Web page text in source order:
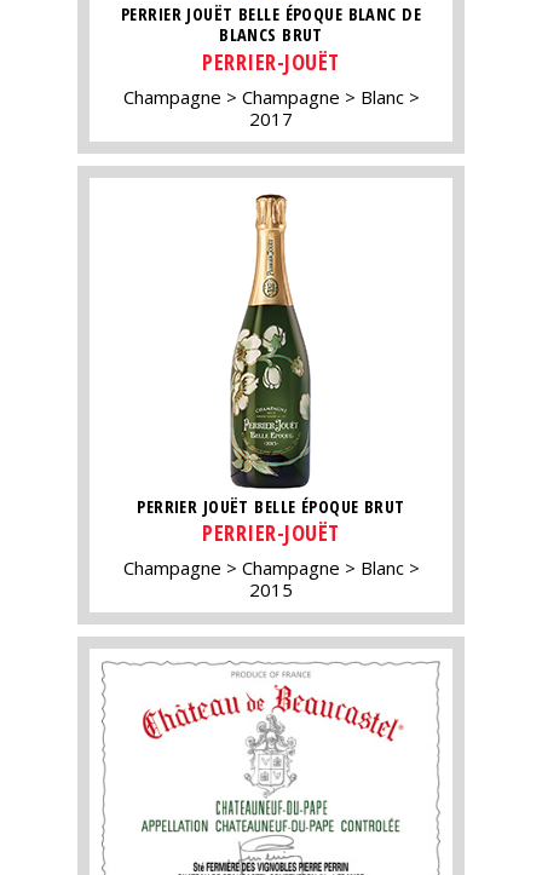
PERRIER JOUËT BELLE ÉPOQUE BLANC DE
BLANCS BRUT
PERRIER-JOUËT
Champagne Champagne
Blanc
2017
PERRIER JOUËT BELLE ÉPOQUE BRUT
PERRIER-JOUËT
Champagne Champagne
Blanc
2015